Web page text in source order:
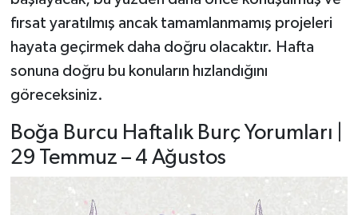
fırsat yaratılmış ancak tamamlanmamış projeleri
hayata geçirmek daha doğru olacaktır. Hafta
sonuna doğru bu konuların hızlandığını
göreceksiniz.
Boğa Burcu Haftalık Burç Yorumları |
29 Temmuz – 4 Ağustos